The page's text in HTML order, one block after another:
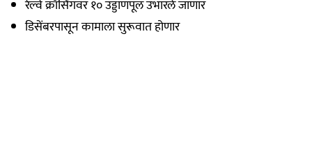
रेल्वे क्रॉसिंगवर १० उड्डाणपूल उभारले जाणार
डिसेंबरपासून कामाला सुरूवात होणार